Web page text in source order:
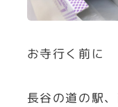
お寺行く前に
長谷の道の駅